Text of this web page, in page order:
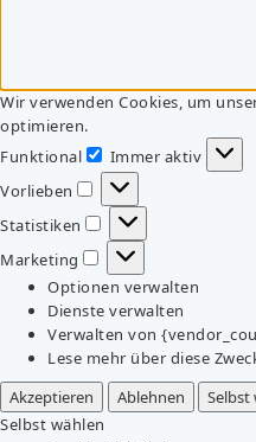
Wir verwenden Cookies, um
optimieren.
Funktional
Funktional
Immer aktiv
Vorlieben
Vorlieben
Statistiken
Statistiken
Marketing
Marketing
Optionen verwalten
Dienste verwalten
Verwalten von
Lese mehr über diese
Akzeptieren
Ablehnen Selbst
Selbst wählen